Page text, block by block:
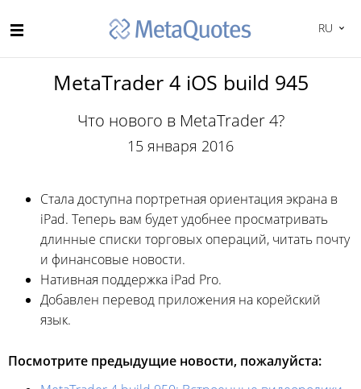
RU
MetaTrader 4 iOS build 945
Что нового в MetaTrader 4?
15 января 2016
Стала доступна портретная ориентация экрана в
iPad. Теперь вам будет удобнее просматривать
длинные списки торговых операций, читать почту
и финансовые новости.
Нативная поддержка iPad Pro.
Добавлен перевод приложения на корейский
язык.
Посмотрите предыдущие новости, пожалуйста: